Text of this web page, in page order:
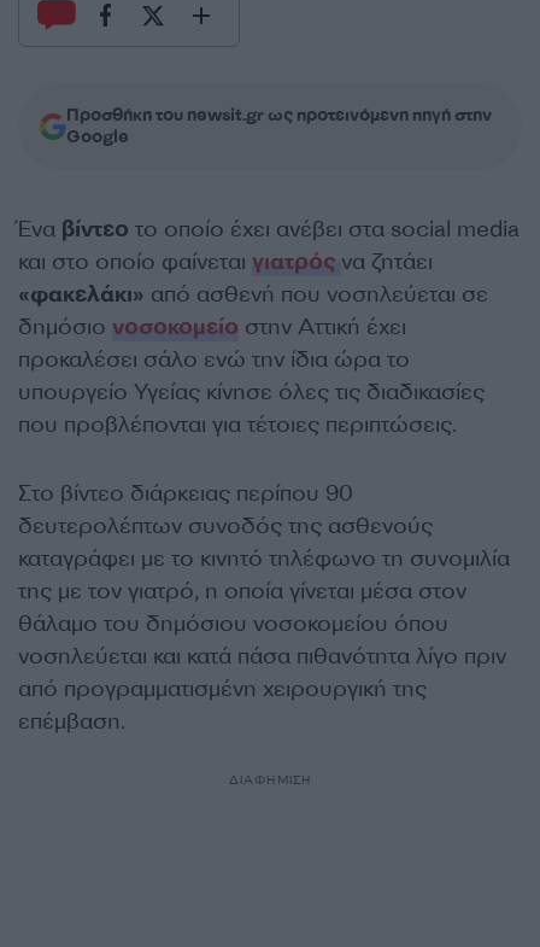
Προσθήκη του newsit.gr ως προτεινόμενη πηγή στην
Google
Ένα βίντεο το οποίο έχει ανέβει στα social media
και στο οποίο φαίνεται γιατρός να ζητάει
«φακελάκι» από ασθενή που νοσηλεύεται σε
δημόσιο νοσοκομείο στην Αττική έχει
προκαλέσει σάλο ενώ την ίδια ώρα το
υπουργείο Υγείας κίνησε όλες τις διαδικασίες
που προβλέπονται για τέτοιες περιπτώσεις.
Στο βίντεο διάρκειας περίπου 90
δευτερολέπτων συνοδός της ασθενούς
καταγράφει με το κινητό τηλέφωνο τη συνομιλία
της με τον γιατρό, η οποία γίνεται μέσα στον
θάλαμο του δημόσιου νοσοκομείου όπου
νοσηλεύεται και κατά πάσα πιθανότητα λίγο πριν
από προγραμματισμένη χειρουργική της
επέμβαση.
ΔΙΑΦΗΜΙΣΗ